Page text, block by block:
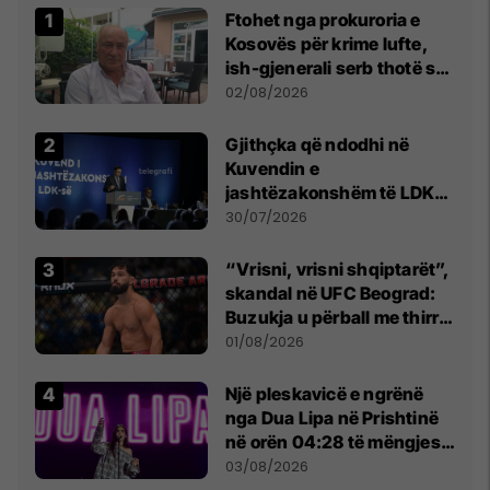
Ftohet nga prokuroria e
Kosovës për krime lufte,
ish-gjenerali serb thotë se
dikush e tradhtoi në
02/08/2026
Gjithçka që ndodhi në
Kuvendin e
jashtëzakonshëm të LDK-
së
30/07/2026
“Vrisni, vrisni shqiptarët”,
skandal në UFC Beograd:
Buzukja u përball me thirrje
anti-shqiptare nga
01/08/2026
Një pleskavicë e ngrënë
nga Dua Lipa në Prishtinë
në orën 04:28 të mëngjesit
- dhe bota digjitale serbe
03/08/2026